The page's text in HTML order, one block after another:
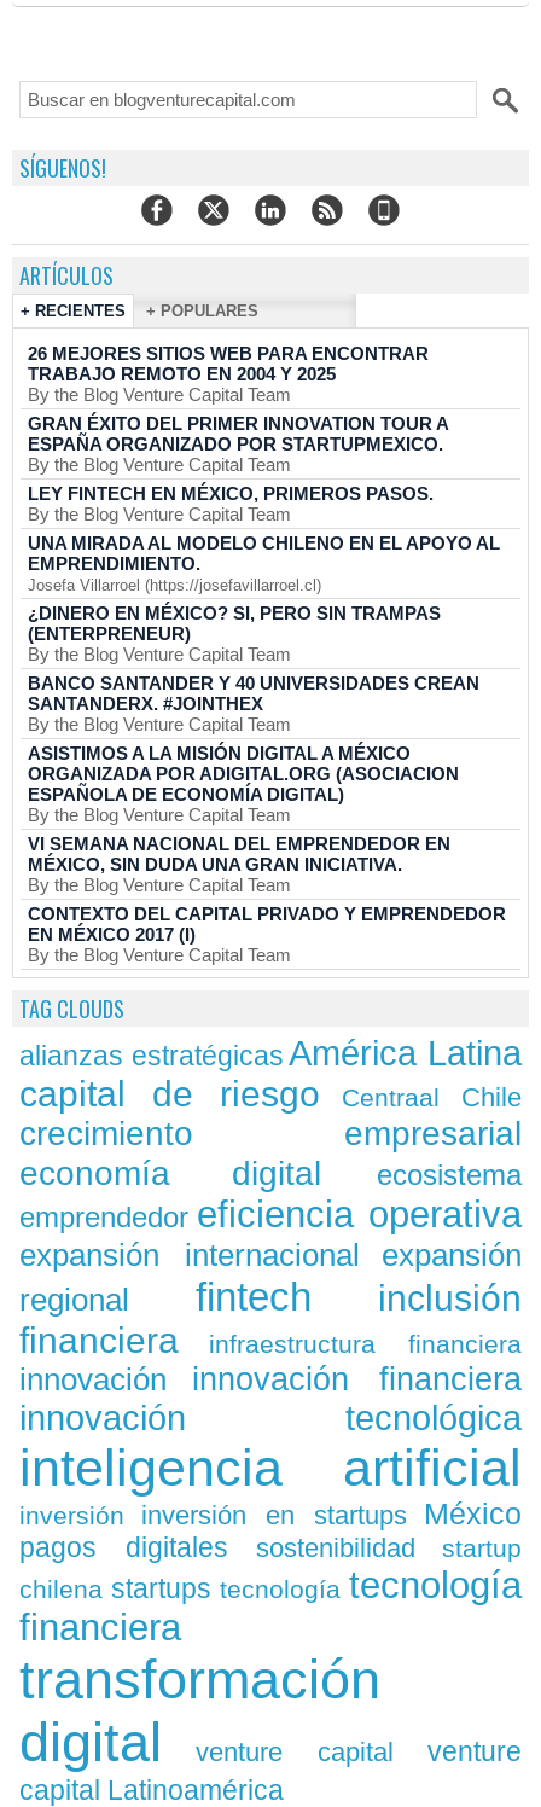
SÍGUENOS!
ARTÍCULOS
+ RECIENTES + POPULARES
26 MEJORES SITIOS WEB PARA ENCONTRAR
TRABAJO REMOTO EN 2004 Y 2025
By the Blog Venture Capital Team
GRAN ÉXITO DEL PRIMER INNOVATION TOUR A
ESPAÑA ORGANIZADO POR STARTUPMEXICO.
By the Blog Venture Capital Team
LEY FINTECH EN MÉXICO, PRIMEROS PASOS.
By the Blog Venture Capital Team
UNA MIRADA AL MODELO CHILENO EN EL APOYO AL
EMPRENDIMIENTO.
Josefa Villarroel (https://josefavillarroel.cl)
¿DINERO EN MÉXICO? SI, PERO SIN TRAMPAS
(ENTERPRENEUR)
By the Blog Venture Capital Team
BANCO SANTANDER Y 40 UNIVERSIDADES CREAN
SANTANDERX. #JOINTHEX
By the Blog Venture Capital Team
ASISTIMOS A LA MISIÓN DIGITAL A MÉXICO
ORGANIZADA POR ADIGITAL.ORG (ASOCIACION
ESPAÑOLA DE ECONOMÍA DIGITAL)
By the Blog Venture Capital Team
VI SEMANA NACIONAL DEL EMPRENDEDOR EN
MÉXICO, SIN DUDA UNA GRAN INICIATIVA.
By the Blog Venture Capital Team
CONTEXTO DEL CAPITAL PRIVADO Y EMPRENDEDOR
EN MÉXICO 2017 (I)
By the Blog Venture Capital Team
TAG CLOUDS
alianzas estratégicas América Latina
capital de riesgo Centraal Chile
crecimiento empresarial
economía digital
ecosistema
emprendedor eficiencia operativa
expansión internacional
expansión
regional
fintech
inclusión
financiera
infraestructura financiera
innovación innovación financiera
innovación tecnológica
inteligencia artificial
inversión inversión en startups México
pagos digitales sostenibilidad
startup
chilena startups tecnología tecnología
financiera
transformación
digital
venture capital
venture
capital Latinoamérica